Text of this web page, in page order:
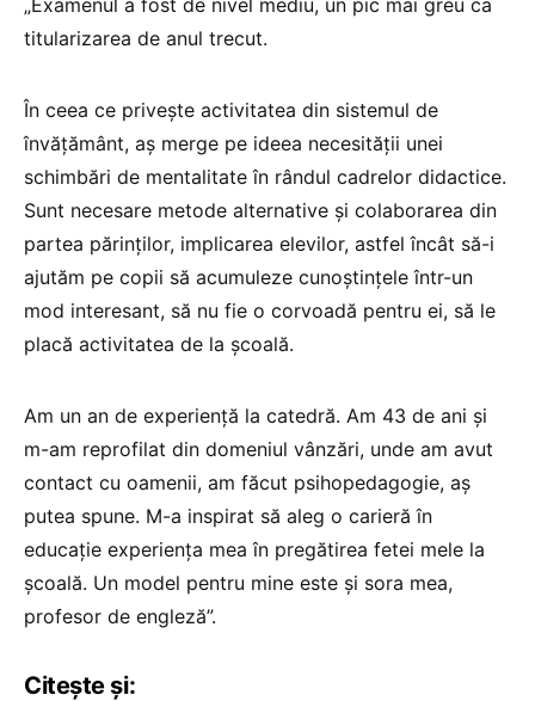
titularizarea de anul trecut.
În ceea ce privește activitatea din sistemul de
învățământ, aș merge pe ideea necesității unei
schimbări de mentalitate în rândul cadrelor didactice.
Sunt necesare metode alternative și colaborarea din
partea părinților, implicarea elevilor, astfel încât să-i
ajutăm pe copii să acumuleze cunoștințele într-un
mod interesant, să nu fie o corvoadă pentru ei, să le
placă activitatea de la școală.
Am un an de experiență la catedră. Am 43 de ani și
m-am reprofilat din domeniul vânzări, unde am avut
contact cu oamenii, am făcut psihopedagogie, aș
putea spune. M-a inspirat să aleg o carieră în
educație experiența mea în pregătirea fetei mele la
școală. Un model pentru mine este și sora mea,
profesor de engleză”.
Citește și: